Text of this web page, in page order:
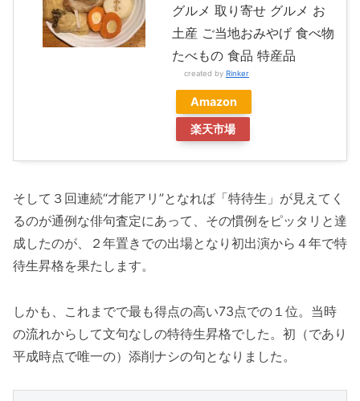
グルメ 取り寄せ グルメ お
土産 ご当地おみやげ 食べ物
たべもの 食品 特産品
created by Rinker
Amazon
楽天市場
そして３回連続“才能アリ”となれば「特待生」が見えてく
るのが通例な俳句査定にあって、その慣例をピッタリと達
成したのが、２年置きでの出場となり初出演から４年で特
待生昇格を果たします。
しかも、これまでで最も得点の高い73点での１位。当時
の流れからして文句なしの特待生昇格でした。初（であり
平成時点で唯一の）添削ナシの句となりました。